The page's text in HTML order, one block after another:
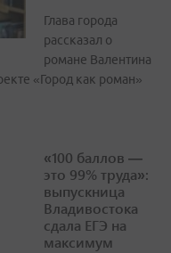
Глава города
рассказал о
романе Валентина
«Город как роман»
«100 баллов —
это 99% труда»:
выпускница
Владивостока
сдала ЕГЭ на
максимум